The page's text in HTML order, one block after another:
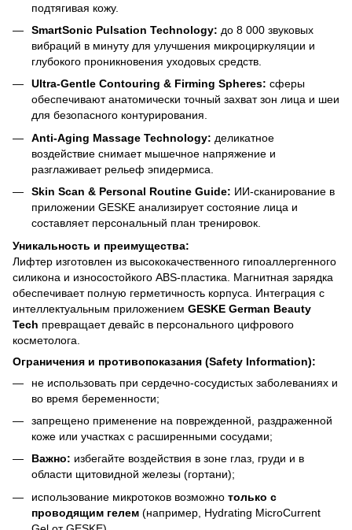
подтягивая кожу.
SmartSonic Pulsation Technology: до 8 000 звуковых
вибраций в минуту для улучшения микроциркуляции и
глубокого проникновения уходовых средств.
Ultra-Gentle Contouring & Firming Spheres: сферы
обеспечивают анатомически точный захват зон лица и шеи
для безопасного контурирования.
Anti-Aging Massage Technology: деликатное
воздействие снимает мышечное напряжение и
разглаживает рельеф эпидермиса.
Skin Scan & Personal Routine Guide: ИИ-сканирование в
приложении GESKE анализирует состояние лица и
составляет персональный план тренировок.
Уникальность и преимущества:
Лифтер изготовлен из высококачественного гипоаллергенного
силикона и износостойкого ABS-пластика. Магнитная зарядка
обеспечивает полную герметичность корпуса. Интеграция с
интеллектуальным приложением GESKE German Beauty
Tech превращает девайс в персонального цифрового
косметолога.
Ограничения и противопоказания (Safety Information):
не использовать при сердечно-сосудистых заболеваниях и
во время беременности;
запрещено применение на поврежденной, раздраженной
коже или участках с расширенными сосудами;
Важно: избегайте воздействия в зоне глаз, груди и в
области щитовидной железы (гортани);
использование микротоков возможно только с
проводящим гелем (например, Hydrating MicroCurrent